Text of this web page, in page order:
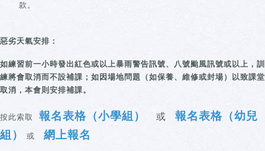
款。
惡劣天氣安排：
如練習前一小時發出紅色或以上暴雨警告訊號、八號颱風訊號或以上，訓
練將會取消而不設補課；如因場地問題（如保養、維修或封場）以致課堂
取消，本會則安排補課。
按此索取 報名表格（小學組） 或 報名表格（幼兒
組）
或 網上報名